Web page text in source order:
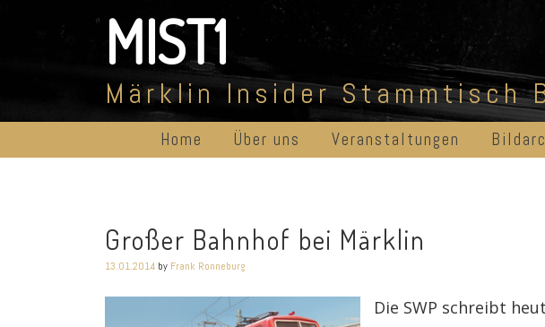
MIST1
Märklin Insider Stammtisch
Home Über uns Veranstaltungen
Großer Bahnhof bei Märklin
13.01.2014 by Frank Ronneburg
Die SWP schreibt